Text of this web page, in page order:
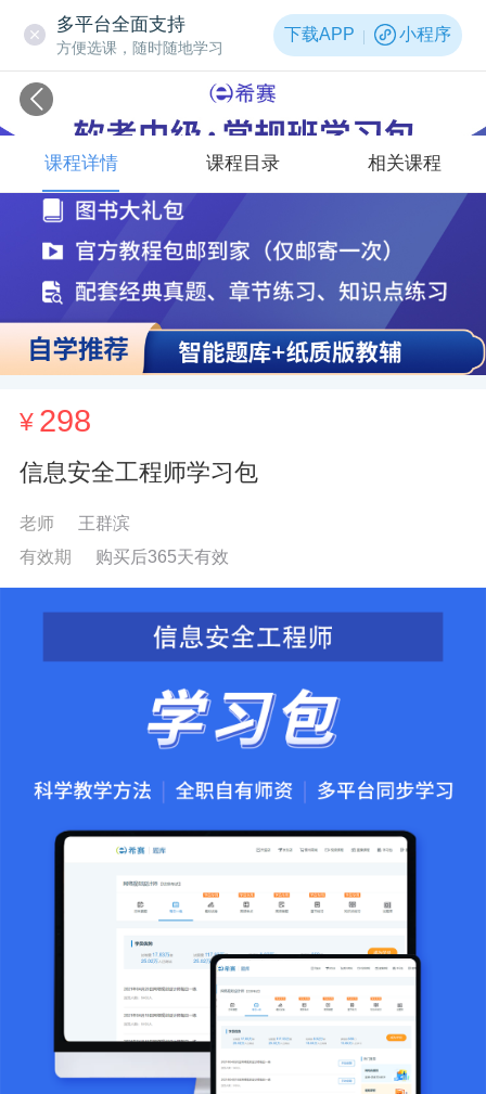
多平台全面支持
方便选课，随时随地学习
下载APP 小程序
¥ 298
信息安全工程师学习包
老师
王群滨
有效期
购买后365天有效
课程详情 课程目录 相关课程